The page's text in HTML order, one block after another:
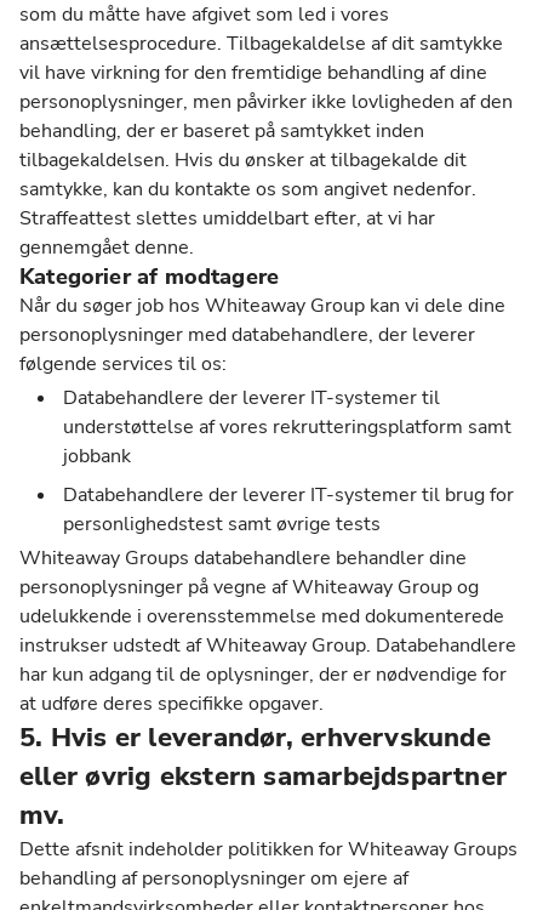
som du måtte have afgivet som led i vores
ansættelsesprocedure. Tilbagekaldelse af dit samtykke
vil have virkning for den fremtidige behandling af dine
personoplysninger, men påvirker ikke lovligheden af den
behandling, der er baseret på samtykket inden
tilbagekaldelsen. Hvis du ønsker at tilbagekalde dit
samtykke, kan du kontakte os som angivet nedenfor.
Straffeattest slettes umiddelbart efter, at vi har
gennemgået denne.
Kategorier af modtagere
Når du søger job hos Whiteaway Group kan vi dele dine
personoplysninger med databehandlere, der leverer
følgende services til os:
Databehandlere der leverer IT-systemer til
understøttelse af vores rekrutteringsplatform samt
jobbank
Databehandlere der leverer IT-systemer til brug for
personlighedstest samt øvrige tests
Whiteaway Groups databehandlere behandler dine
personoplysninger på vegne af Whiteaway Group og
udelukkende i overensstemmelse med dokumenterede
instrukser udstedt af Whiteaway Group. Databehandlere
har kun adgang til de oplysninger, der er nødvendige for
at udføre deres specifikke opgaver.
5. Hvis er leverandør, erhvervskunde
eller øvrig ekstern samarbejdspartner
mv.
Dette afsnit indeholder politikken for Whiteaway Groups
behandling af personoplysninger om ejere af